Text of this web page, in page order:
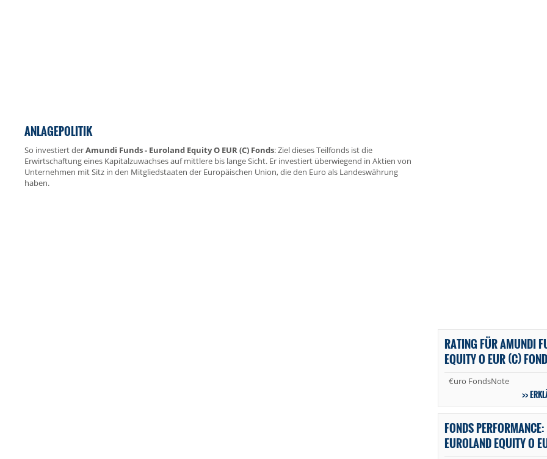
ANLAGEPOLITIK
So investiert derAmundi Funds - Euroland Equity O EUR (C) Fonds: Ziel dieses Teilfonds ist die
Erwirtschaftung eines Kapitalzuwachses auf mittlere bis lange Sicht. Er investiert überwiegend in Aktien von
Unternehmen mit Sitz in den Mitgliedstaaten der Europäischen Union, die den Euro als Landeswährung
haben.
RATING FÜR AMUNDI
EQUITY O EUR (C)
€uro FondsNote
FONDS
EUROLAND EQUITY O